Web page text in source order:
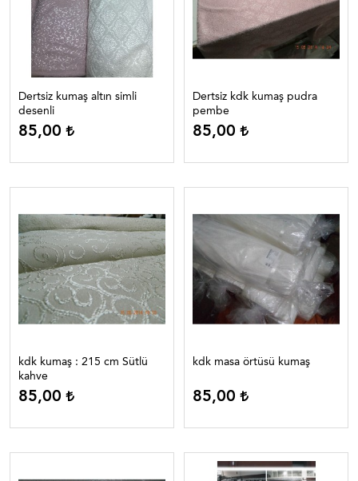
Dertsiz kumaş altın simli
desenli
85,00
Dertsiz kdk kumaş pudra
pembe
85,00
kdk kumaş : 215 cm Sütlü
kahve
85,00
kdk masa örtüsü kumaş
85,00